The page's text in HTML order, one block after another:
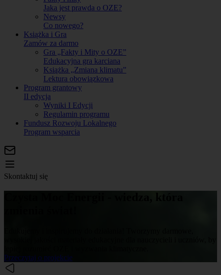
Jaka jest prawda o OZE?
Newsy
Co nowego?
Książka i Gra
Zamów za darmo
Gra „Fakty i Mity o OZE”
Edukacyjna gra karciana
Książka „Zmiana klimatu”
Lektura obowiązkowa
Program grantowy
II edycja
Wyniki I Edycji
Regulamin programu
Fundusz Rozwoju Lokalnego
Program wsparcia
Skontaktuj się
Przeczytaj o projekcie